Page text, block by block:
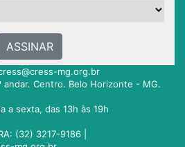
ASSINAR
mg.org.br
andar. Centro. Belo Horizonte - MG.
a sexta, das 13h às 19h
(32) 3217-9186 |